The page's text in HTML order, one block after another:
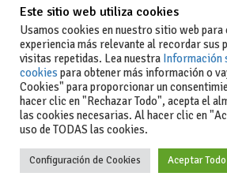
generales
de uso
-Política de
privacidad
-Política de
cookies
publicar un
anuncio
-Vende+
Copyright La guia del
Este sitio web utiliza cookies
Usamos cookies en nuestro sitio web
experiencia más relevante al recordar sus
visitas repetidas. Lea nuestra Información
cookies para obtener más información o
Cookies" para proporcionar un
hacer clic en "Rechazar Todo", acepta el
las cookies necesarias. Al hacer clic en
uso de TODAS las cookies.
Configuración de Cookies Aceptar Todo